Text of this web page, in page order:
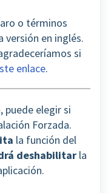
o términos
en inglés.
si
enlace.
puede elegir si
Forzada.
la función del
deshabilitar la